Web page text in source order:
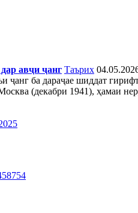
авҷи ҷанг Таърих
ҷанг ба дараҷае шиддат
(декабри 1941), ҳамаи